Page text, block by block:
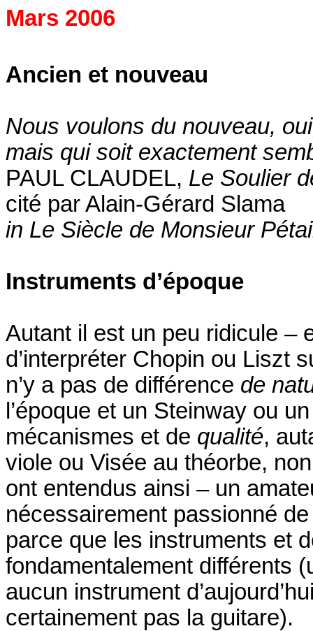
Mars 2006
Ancien et nouveau
Nous voulons du nouveau,
mais qui soit exactement
PAUL CLAUDEL, Le Soulier
cité par Alain-Gérard Slama
in Le Siècle de Monsieur
Instruments d’époque
Autant il est un peu ridicule –
d’interpréter Chopin ou Liszt
n’y a pas de différence de
l’époque et un Steinway ou
mécanismes et de qualité,
viole ou Visée au théorbe,
ont entendus ainsi – un
nécessairement passionné
parce que les instruments et
fondamentalement différents
aucun instrument
certainement pas la guitare).